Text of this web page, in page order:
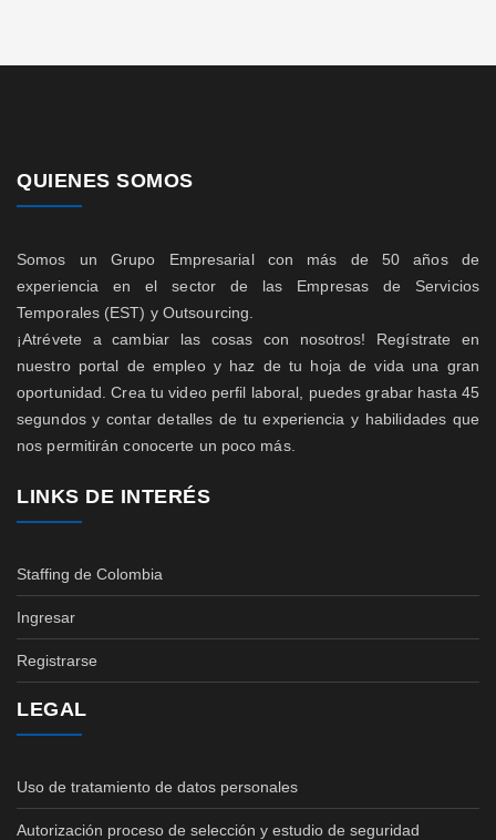
QUIENES SOMOS
Somos un Grupo Empresarial con más de 50 años de
experiencia en el sector de las Empresas de Servicios
Temporales (EST) y Outsourcing.
¡Atrévete a cambiar las cosas con nosotros! Regístrate en
nuestro portal de empleo y haz de tu hoja de vida una gran
oportunidad. Crea tu video perfil laboral, puedes grabar hasta 45
segundos y contar detalles de tu experiencia y habilidades que
nos permitirán conocerte un poco más.
LINKS DE INTERÉS
Staffing de Colombia
Ingresar
Registrarse
LEGAL
Uso de tratamiento de datos personales
Autorización proceso de selección y estudio de seguridad